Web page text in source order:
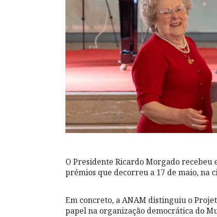
O Presidente Ricardo Morgado
prémios que decorreu a 17 de maio, na
Em concreto, a ANAM distinguiu o
papel na organização democrática do